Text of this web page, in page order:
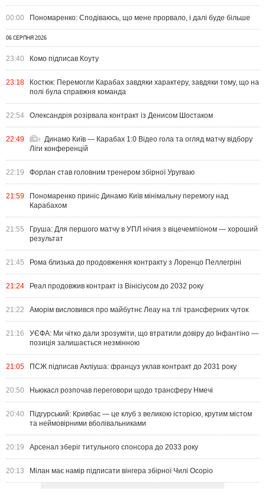
00:00 Пономаренко: Сподіваюсь, що мене прорвало, і далі буде більше
06 СЕРПНЯ 2026
23:40 Комо підписав Коуту
23:18
Костюк: Перемогли Карабах завдяки характеру, завдяки тому, що на
полі була справжня команда
22:54 Олександрія розірвала контракт із Денисом Шостаком
22:49
Динамо Київ — Карабах 1:0 Відео гола та огляд матчу відбору
Ліги конференцій
22:19 Форлан став головним тренером збірної Уругваю
21:59
Пономаренко приніс Динамо Київ мінімальну перемогу над
Карабахом
21:55
Груша: Для першого матчу в УПЛ нічия з віцечемпіоном — хороший
результат
21:45 Рома близька до продовження контракту з Лоренцо Пеллегріні
21:24 Реал продовжив контракт із Вінісіусом до 2032 року
21:22 Аморім висловився про майбутнє Леау на тлі трансферних чуток
21:16
УЄФА: Ми чітко дали зрозуміти, що втратили довіру до Інфантіно —
позиція залишається незмінною
21:05 ПСЖ підписав Акліуша: француз уклав контракт до 2031 року
20:50 Ньюкасл розпочав переговори щодо трансферу Нмечі
20:40
Підгурський: Кривбас — це клуб з великою історією, крутим містом
та неймовірними вболівальниками
20:19 Арсенал зберіг титульного спонсора до 2033 року
20:13 Мілан має намір підписати вінгера збірної Чилі Осоріо